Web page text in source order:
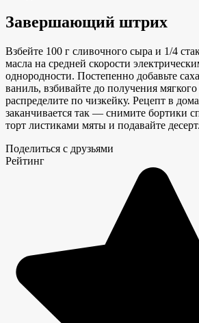
Завершающий штрих
Взбейте 100 г сливочного сыра и 1/4
масла на средней скорости
однородности. Постепенно добавьте
ваниль, взбивайте до получения
распределите по чизкейку. Рецепт в
заканчивается так — снимите бортики
торт листиками мяты и подавайте десерт.
Поделиться с друзьями
Рейтинг